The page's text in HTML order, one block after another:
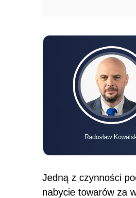
Radosław
Jedną z czynności
nabycie towarów za